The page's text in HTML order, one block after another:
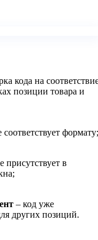
кода на
позиции товара и
соответствует
присутствует в
– код уже
других позиций.